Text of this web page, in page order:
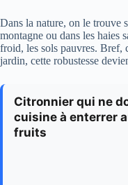
Dans la nature, on le trouve
montagne ou dans les haies
froid, les sols pauvres. Bref,
jardin, cette robustesse
Citronnier qui ne
cuisine à enterrer
fruits